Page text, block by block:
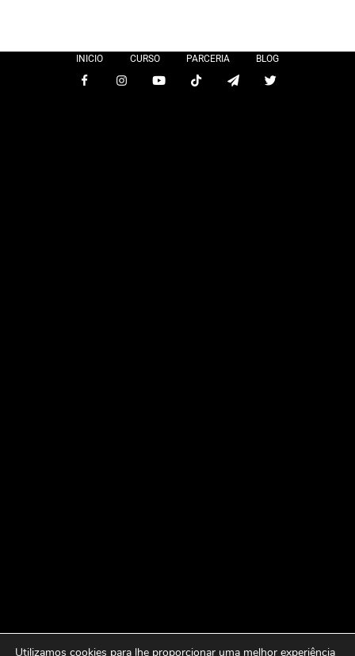
INICIO CURSO PARCERIA BLOG
Utilizamos cookies para lhe proporcionar uma melhor experiência